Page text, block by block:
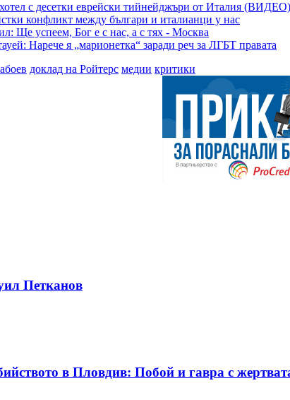
с десетки еврейски тийнейджъри от Италия (ВИДЕО)
конфликт между българи и италианци у нас
Ще успеем, Бог е с нас, а с тях - Москва
Нарече я „марионетка“ заради реч за ЛГБТ правата
доклад на Ройтерс медии критики
Петканов
в Пловдив: Побой и гавра с